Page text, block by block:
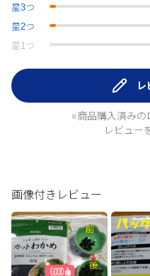
星3つ
星2つ
星 1 つ
レ
※商品購入済みの
レビュー
画像付きレビュー